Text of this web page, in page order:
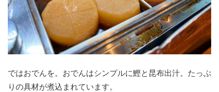
ではおでんを。おでんはシンプルに鰹と昆布出汁。たっぷ
りの具材が煮込まれています。